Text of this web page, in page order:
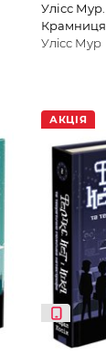
Улісс
Крамниця
Улісс Мур
АКЦІЯ